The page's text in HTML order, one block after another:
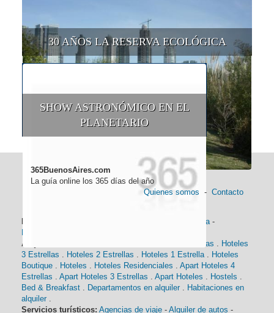
30 AÑOS LA RESERVA ECOLÓGICA
SHOW ASTRONÓMICO EN EL
PLANETARIO
365BuenosAires.com
La guía online los 365 días del año
Quienes somos - Contacto
Historia-
Alojamiento:
Hoteles 4 Estrellas . Hoteles
3 Estrellas . Hoteles 2 Estrellas . Hoteles 1 Estrella. Hoteles
Boutique . Hoteles . Hoteles Residenciales . Apart Hoteles 4
Estrellas . Apart Hoteles 3 Estrellas . Apart Hoteles . Hostels .
Bed & Breakfast . Departamentos en alquiler . Habitaciones en
alquiler .
Servicios turísticos: Agencias de viaje - Alquiler de autos -